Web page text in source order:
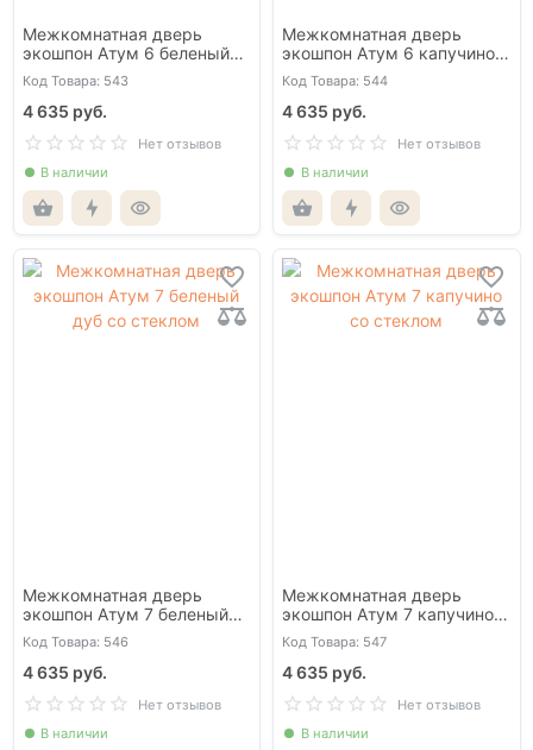
Межкомнатная дверь
экошпон Атум 6 беленый
дуб глухая
Код Товара: 543
4 635 руб.
Нет отзывов
В наличии
Межкомнатная дверь
экошпон Атум 6 капучино
глухая
Код Товара: 544
4 635 руб.
Нет отзывов
В наличии
Межкомнатная дверь
экошпон Атум 7 беленый
дуб со стеклом
Код Товара: 546
4 635 руб.
Нет отзывов
В наличии
Межкомнатная дверь
экошпон Атум 7 капучино
со стеклом
Код Товара: 547
4 635 руб.
Нет отзывов
В наличии